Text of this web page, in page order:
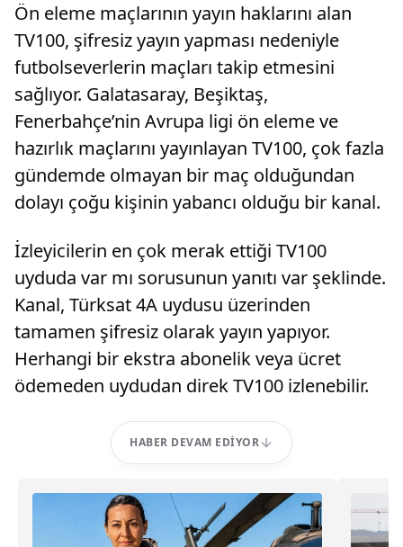
Ön eleme maçlarının yayın haklarını alan
TV100, şifresiz yayın yapması nedeniyle
futbolseverlerin maçları takip etmesini
sağlıyor. Galatasaray, Beşiktaş,
Fenerbahçe’nin Avrupa ligi ön eleme ve
hazırlık maçlarını yayınlayan TV100, çok fazla
gündemde olmayan bir maç olduğundan
dolayı çoğu kişinin yabancı olduğu bir kanal.
İzleyicilerin en çok merak ettiği TV100
uyduda var mı sorusunun yanıtı var şeklinde.
Kanal, Türksat 4A uydusu üzerinden
tamamen şifresiz olarak yayın yapıyor.
Herhangi bir ekstra abonelik veya ücret
ödemeden uydudan direk TV100 izlenebilir.
HABER DEVAM EDIYOR